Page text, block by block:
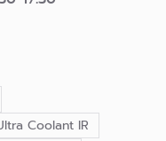
Coolant IR